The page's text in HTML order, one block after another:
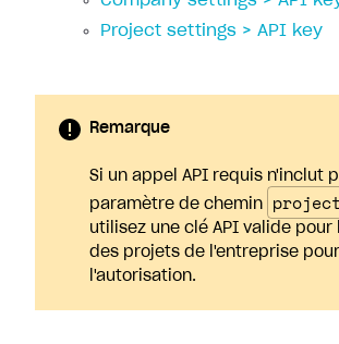
Project settings > API key
Remarque
Si un appel API requis n'inclut
paramètre de chemin
utilisez une clé API valide pour
des projets de l'entreprise pour
l'autorisation.